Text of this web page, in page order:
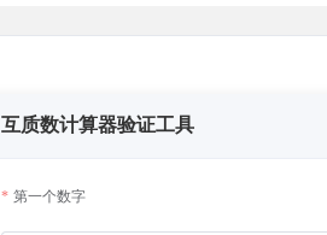
互质数计算器验证工具
第一个数字